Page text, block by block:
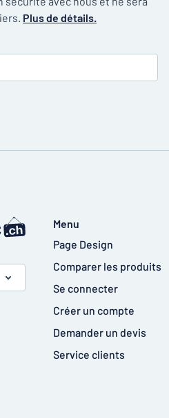
Plus de détails.
Menu
Page Design
Comparer les produits
Se connecter
Créer un compte
Demander un devis
Service clients